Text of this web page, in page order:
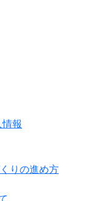
報
りの進め方